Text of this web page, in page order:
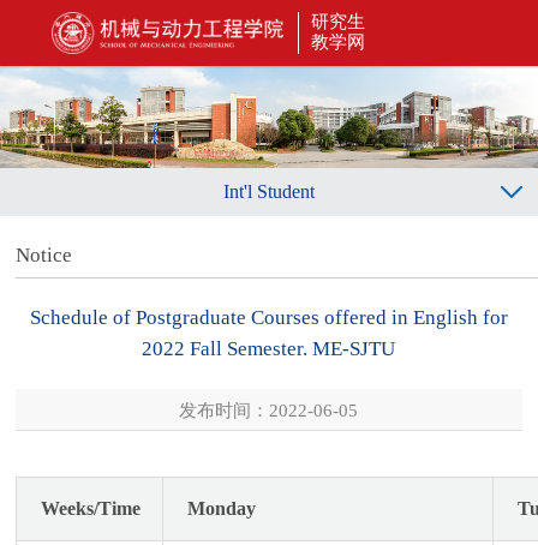
研究生
教学网
Int'l Student
Notice
Schedule of Postgraduate Courses offered in English for
2022 Fall Semester. ME-SJTU
发布时间：2022-06-05
Weeks/Time Monday